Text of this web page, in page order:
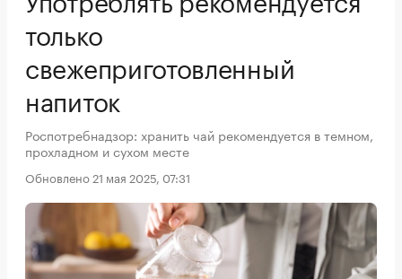
только
свежеприготовленный
напиток
Роспотребнадзор: хранить чай рекомендуется в темном,
прохладном и сухом месте
Обновлено 21 мая 2025, 07:31